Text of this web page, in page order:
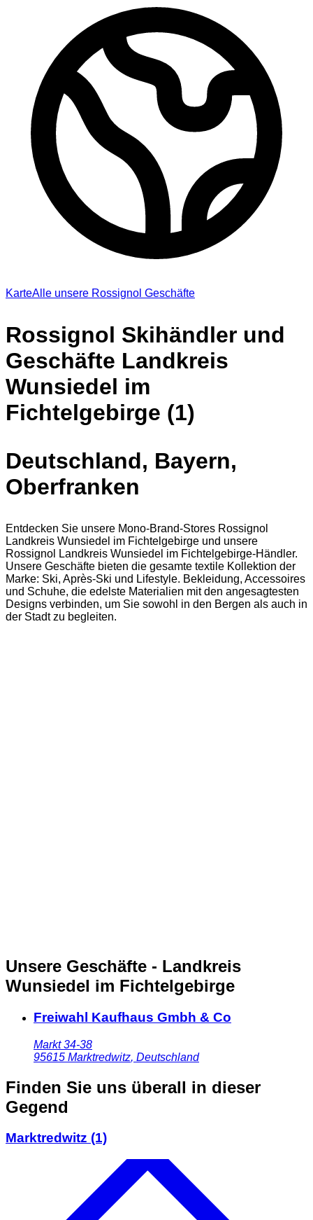
KarteAlle unsere Rossignol Geschäfte
Rossignol Skihändler und
Geschäfte Landkreis
Wunsiedel im
Fichtelgebirge (1)
Deutschland, Bayern,
Oberfranken
Entdecken Sie unsere Mono-Brand-Stores Rossignol
Landkreis Wunsiedel im Fichtelgebirge und unsere
Rossignol Landkreis Wunsiedel im Fichtelgebirge-Händler.
Unsere Geschäfte bieten die gesamte textile Kollektion der
Marke: Ski, Après-Ski und Lifestyle. Bekleidung, Accessoires
und Schuhe, die edelste Materialien mit den angesagtesten
Designs verbinden, um Sie sowohl in den Bergen als auch in
der Stadt zu begleiten.
Unsere Geschäfte - Landkreis
Wunsiedel im Fichtelgebirge
Freiwahl Kaufhaus Gmbh & Co
Markt 34-38
95615 Marktredwitz, Deutschland
Finden Sie uns überall in dieser
Gegend
Marktredwitz (1)